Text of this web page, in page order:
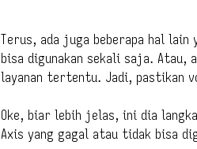
Terus, ada juga beberapa hal lain
bisa digunakan sekali saja. Atau,
layanan tertentu. Jadi, pastikan
Oke, biar lebih jelas, ini dia
Axis yang gagal atau tidak bisa